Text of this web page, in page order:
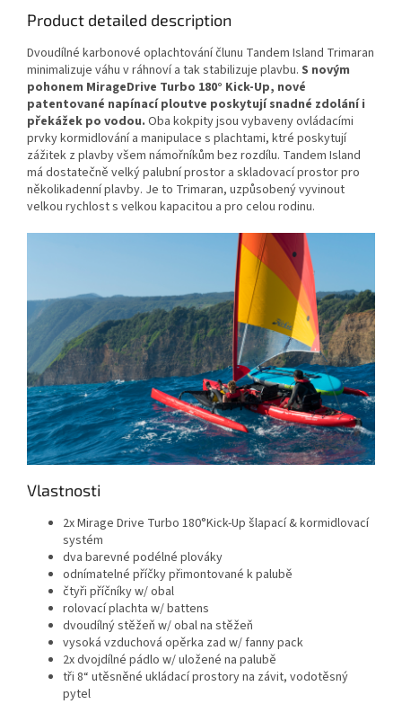
Product detailed description
Dvoudílné karbonové oplachtování člunu Tandem Island Trimaran
minimalizuje váhu v ráhnoví a tak stabilizuje plavbu. S novým
pohonem MirageDrive Turbo 180° Kick-Up, nové
patentované napínací ploutve poskytují snadné zdolání i
překážek po vodou. Oba kokpity jsou vybaveny ovládacími
prvky kormidlování a manipulace s plachtami, ktré poskytují
zážitek z plavby všem námořníkům bez rozdílu. Tandem Island
má dostatečně velký palubní prostor a skladovací prostor pro
několikadenní plavby. Je to Trimaran, uzpůsobený vyvinout
velkou rychlost s velkou kapacitou a pro celou rodinu.
Vlastnosti
2x Mirage Drive Turbo 180°Kick-Up šlapací & kormidlovací
systém
dva barevné podélné plováky
odnímatelné příčky přimontované k palubě
čtyři příčníky w/ obal
rolovací plachta w/ battens
dvoudílný stěžeň w/ obal na stěžeň
vysoká vzduchová opěrka zad w/ fanny pack
2x dvojdílné pádlo w/ uložené na palubě
tři 8“ utěsněné ukládací prostory na závit, vodotěsný
pytel